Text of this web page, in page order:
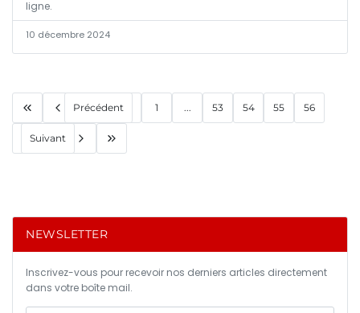
ligne.
10 décembre 2024
Précédent 1 ... 53 54 55 56
Suivant
NEWSLETTER
Inscrivez-vous pour recevoir nos derniers articles directement
dans votre boîte mail.